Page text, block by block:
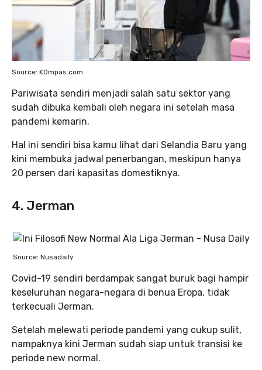
Source: KOmpas.com
Pariwisata sendiri menjadi salah satu sektor yang
sudah dibuka kembali oleh negara ini setelah masa
pandemi kemarin.
Hal ini sendiri bisa kamu lihat dari Selandia Baru yang
kini membuka jadwal penerbangan, meskipun hanya
20 persen dari kapasitas domestiknya.
4. Jerman
Source: Nusadaily
Covid-19 sendiri berdampak sangat buruk bagi hampir
keseluruhan negara-negara di benua Eropa, tidak
terkecuali Jerman.
Setelah melewati periode pandemi yang cukup sulit,
nampaknya kini Jerman sudah siap untuk transisi ke
periode new normal.